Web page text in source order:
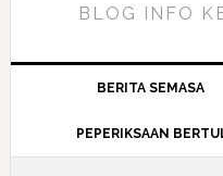
BLOG INFO
BERITA SEMASA
PEPERIKSAAN